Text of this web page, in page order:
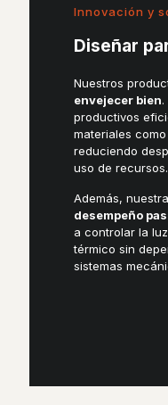
Innovación y
Diseñar
Nuestros
envejecer bien
productivos
materiales como
reduciendo
uso de recursos.
Además,
desempeño
a controlar la
térmico sin
sistemas